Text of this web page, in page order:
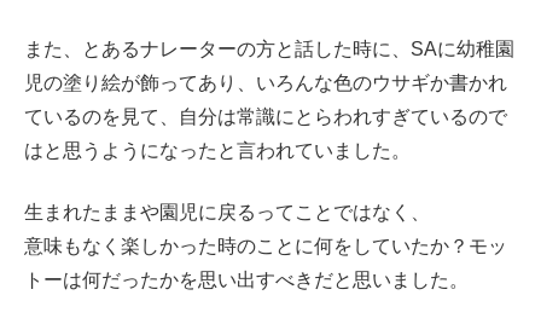
また、とあるナレーターの方と話した時に、SAに幼稚園
児の塗り絵が飾ってあり、いろんな色のウサギか書かれ
ているのを見て、自分は常識にとらわれすぎているので
はと思うようになったと言われていました。
生まれたままや園児に戻るってことではなく、
意味もなく楽しかった時のことに何をしていたか？モッ
トーは何だったかを思い出すべきだと思いました。